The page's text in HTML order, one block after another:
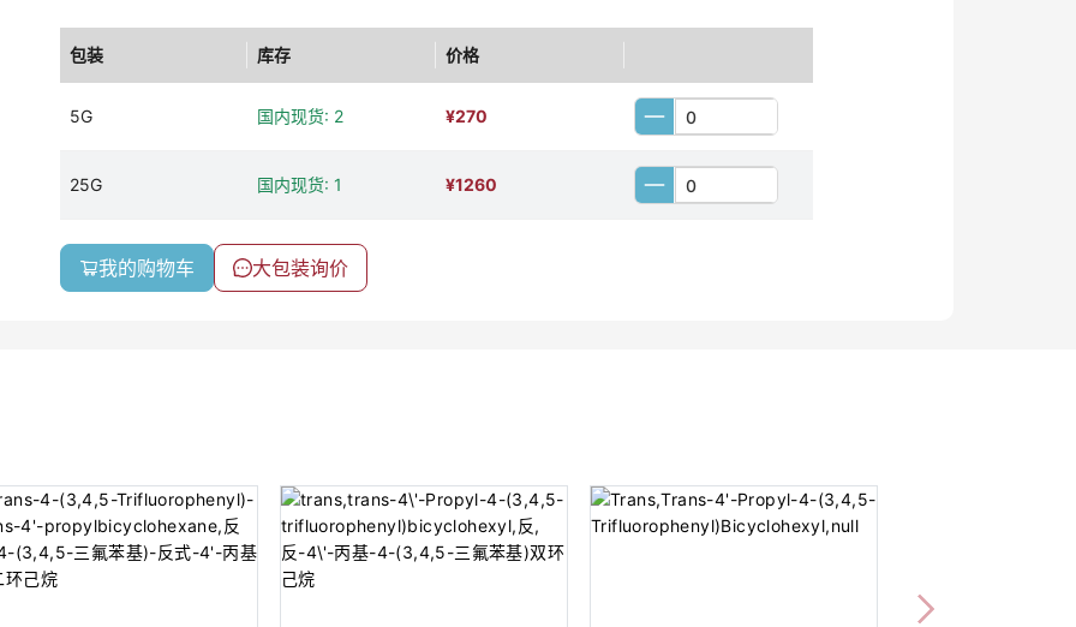
包装 库存 价格
5G 国内现货: 2 ¥270
25G 国内现货: 1 ¥1260
我的购物车 大包装询价